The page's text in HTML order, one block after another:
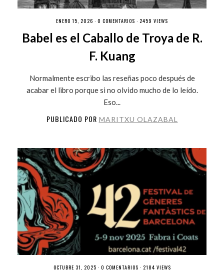
ENERO 15, 2026 · 0 COMENTARIOS · 2459 VIEWS
Babel es el Caballo de Troya de R.
F. Kuang
Normalmente escribo las reseñas poco después de
acabar el libro porque si no olvido mucho de lo leído.
Eso...
PUBLICADO POR MARITXU OLAZABAL
OCTUBRE 31, 2025 · 0 COMENTARIOS · 2184 VIEWS